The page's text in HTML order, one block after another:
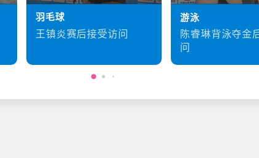
羽毛球
王镇炎赛后接受访问
游泳
陈睿琳背泳夺金
问